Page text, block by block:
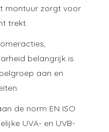
montuur zorgt voor
trekt.
belangrijk is.
aan en
de norm EN ISO
UVA- en UVB-